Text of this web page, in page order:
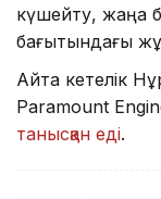
күшейту, жаңа
бағытындағы
Айта кетелік
Paramount
танысқан еді.